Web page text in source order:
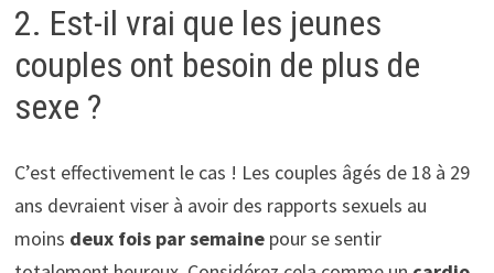
2. Est-il vrai que les jeunes
couples ont besoin de plus de
sexe ?
C’est effectivement le cas ! Les couples âgés de 18 à 29
ans devraient viser à avoir des rapports sexuels au
moins deux fois par semainepour se sentir